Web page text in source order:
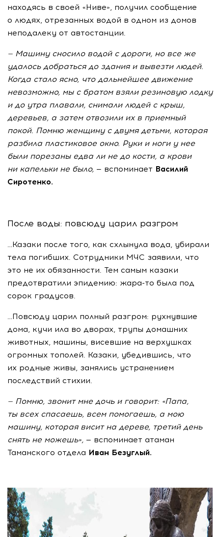
находясь в своей «Ниве», получил сообщение
о людях, отрезанных водой в одном из домов
неподалеку от автостанции.
— Машину сносило водой с дороги, но все же
удалось добраться до здания и вывезти людей.
Когда стало ясно, что дальнейшее движение
невозможно, мы с братом взяли резиновую лодку
и до утра плавали, снимали людей с крыш,
деревьев, а затем отвозили их в приемный
покой. Помню женщину с двумя детьми, которая
разбила пластиковое окно. Руки и ноги у нее
были порезаны едва ли не до кости, а крови
ни капельки не было, — вспоминает Василий
Сиротенко.
После воды: повсюду царил разгром
…Казаки после того, как схлынула вода, убирали
тела погибших. Сотрудники МЧС заявили, что
это не их обязанности. Тем самым казаки
предотвратили эпидемию: жара-то была под
сорок градусов.
…Повсюду царил полный разгром: рухнувшие
дома, кучи ила во дворах, трупы домашних
животных, машины, висевшие на верхушках
огромных тополей. Казаки, убедившись, что
их родные живы, занялись устранением
последствий стихии.
— Помню, звонит мне дочь и говорит: «Папа,
ты всех спасаешь, всем помогаешь, а мою
машину, которая висит на дереве, третий день
снять не можешь», — вспоминает атаман
Таманского отдела Иван Безуглый.